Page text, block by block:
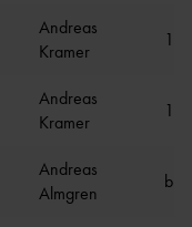
Andreas
Kramer
Andreas
Kramer
Andreas
Almgren
bröt